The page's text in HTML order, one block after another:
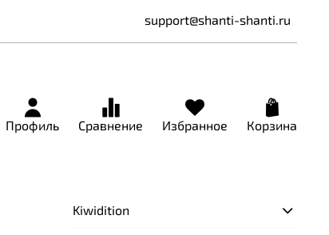
support@shanti-shanti.ru
Профиль Сравнение Избранное Корзина
Kiwidition